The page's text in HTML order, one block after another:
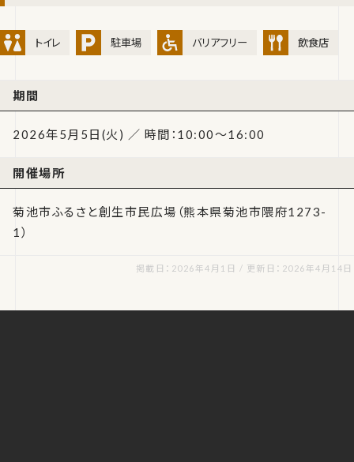
トイレ 駐車場 バリアフリー 飲食店
期間
2026年5月5日(火) ／ 時間：10:00～16:00
開催場所
菊池市ふるさと創生市民広場（熊本県菊池市隈府1273-
1）
掲載日：2026年4月1日 / 更新日：2026年4月14日